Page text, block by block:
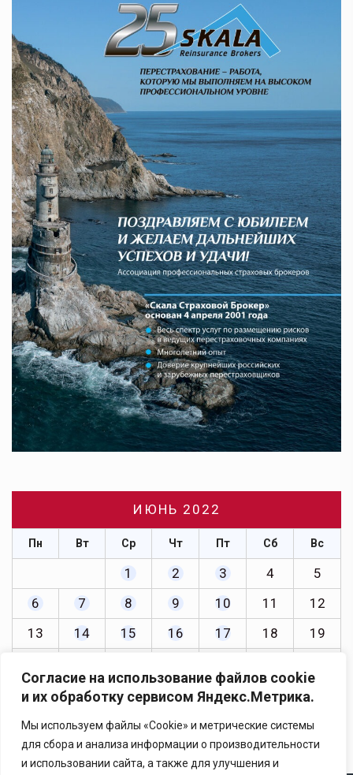
Согласие на использование файлов cookie
и их обработку сервисом Яндекс.Метрика.
Мы используем файлы «Cookie» и метрические системы
для сбора и анализа информации о производительности
и использовании сайта, а также для улучшения и
ИЮНЬ 2022
Пн Вт Ср Чт Пт Сб Вс
1 2 3 4
5
6
7 8 9 10 11
12
13
14 15 16 17 18
19
27
28 29
30
« Май Июл »